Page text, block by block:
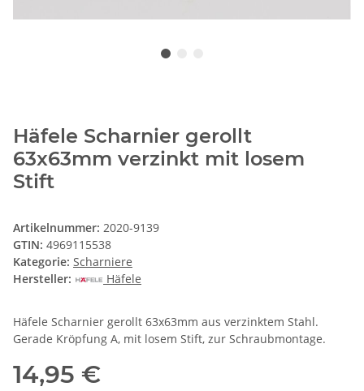
Häfele Scharnier gerollt
63x63mm verzinkt mit losem
Stift
Artikelnummer: 2020-9139
GTIN: 4969115538
Kategorie: Scharniere
Hersteller:
Häfele
Häfele Scharnier gerollt 63x63mm aus verzinktem Stahl.
Gerade Kröpfung A, mit losem Stift, zur Schraubmontage.
14,95 €